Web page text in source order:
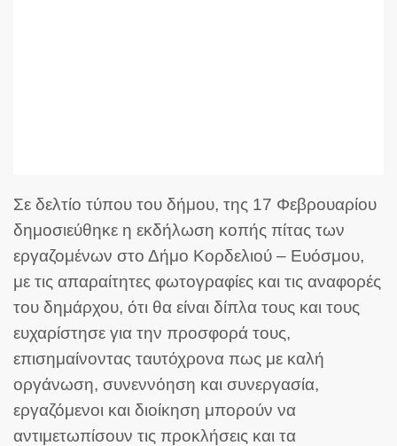
Σε δελτίο τύπου του δήμου, της 17 Φεβρουαρίου
δημοσιεύθηκε η εκδήλωση κοπής πίτας των
εργαζομένων στο Δήμο Κορδελιού – Ευόσμου,
με τις απαραίτητες φωτογραφίες και τις αναφορές
του δημάρχου, ότι θα είναι δίπλα τους και τους
ευχαρίστησε για την προσφορά τους,
επισημαίνοντας ταυτόχρονα πως με καλή
οργάνωση, συνεννόηση και συνεργασία,
εργαζόμενοι και διοίκηση μπορούν να
αντιμετωπίσουν τις προκλήσεις και τα